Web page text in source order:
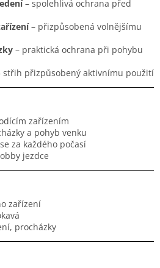
– spolehlivá ochrana před
– přizpůsobená volnějšímu
– praktická ochrana při pohybu
střih přizpůsobený aktivnímu použití
zařízením
a pohyb venku
za každého počasí
jezdce
zařízení
procházky